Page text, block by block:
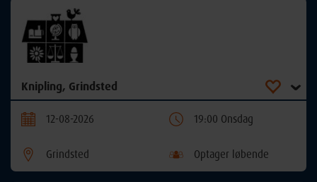
Knipling, Grindsted
12-08-2026 19:00 Onsdag
Grindsted Optager løbende